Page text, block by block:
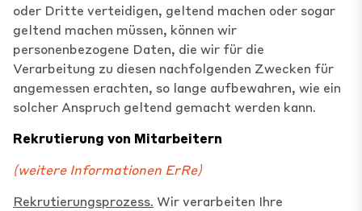
oder Dritte verteidigen, geltend machen oder sogar
geltend machen müssen, können wir
personenbezogene Daten, die wir für die
Verarbeitung zu diesen nachfolgenden Zwecken für
angemessen erachten, so lange aufbewahren, wie ein
solcher Anspruch geltend gemacht werden kann.
Rekrutierung von Mitarbeitern
(weitere Informationen ErRe)
Rekrutierungsprozess. Wir verarbeiten Ihre